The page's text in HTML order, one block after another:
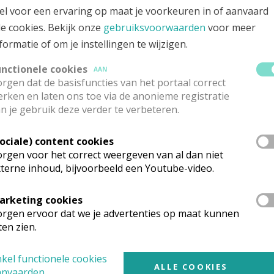
van de Lokale Kerkgemeenschap
KERK STEKENE EN SINT-GILLIS-WAAS
van de Lokale Kerkgemeenschap Sint-
KERK STEKENE EN SINT-GILLIS-WAAS
Foto's en verslagen
KERK STEKENE EN SINT-GILLIS-WAAS
voor een ervaring op maat je voorkeuren in of aanvaard
cookies. Bekijk onze gebruiksvoorwaarden voor meer
of om je instellingen te wijzigen.
cookies
AAN
dat de basisfuncties van het portaal correct
en laten ons toe via de anonieme registratie
je gebruik deze verder te verbeteren.
content cookies
voor het correct weergeven van al dan niet
inhoud, bijvoorbeeld een Youtube-video.
cookies
ervoor dat we je advertenties op maat kunnen
zien.
functionele cookies
ALLE COOKIES